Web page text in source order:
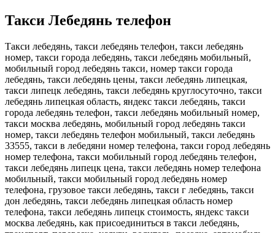
Такси Лебедянь телефон
Такси лебедянь, такси лебедянь телефон, такси лебедянь
номер, такси города лебедянь, такси лебедянь мобильный,
мобильный город лебедянь такси, номер такси города
лебедянь, такси лебедянь цены, такси лебедянь липецкая,
такси липецк лебедянь, такси лебедянь круглосуточно, такси
лебедянь липецкая область, яндекс такси лебедянь, такси
города лебедянь телефон, такси лебедянь мобильный номер,
такси москва лебедянь, мобильный город лебедянь такси
номер, такси лебедянь телефон мобильный, такси лебедянь
33555, такси в лебедяни номер телефона, такси город лебедянь
номер телефона, такси мобильный город лебедянь телефон,
такси лебедянь липецк цена, такси лебедянь номер телефона
мобильный, такси мобильный город лебедянь номер
телефона, грузовое такси лебедянь, такси г лебедянь, такси
дон лебедянь, такси лебедянь липецкая область номер
телефона, такси лебедянь липецк стоимость, яндекс такси
москва лебедянь, как присоединиться в такси лебедянь,